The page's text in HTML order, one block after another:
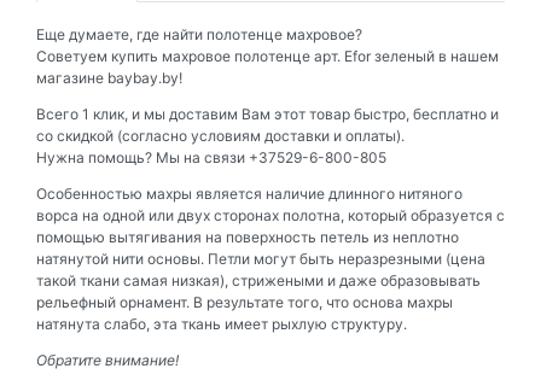
Еще думаете, где найти полотенце махровое?
Советуем купить махровое полотенце арт. Efor зеленый в нашем
магазине baybay.by!
Всего 1 клик, и мы доставим Вам этот товар быстро, бесплатно и
со скидкой (согласно условиям доставки и оплаты).
Нужна помощь? Мы на связи +37529-6-800-805
Особенностью махры является наличие длинного нитяного
ворса на одной или двух сторонах полотна, который образуется с
помощью вытягивания на поверхность петель из неплотно
натянутой нити основы. Петли могут быть неразрезными (цена
такой ткани самая низкая), стрижеными и даже образовывать
рельефный орнамент. В результате того, что основа махры
натянута слабо, эта ткань имеет рыхлую структуру.
Обратите внимание!